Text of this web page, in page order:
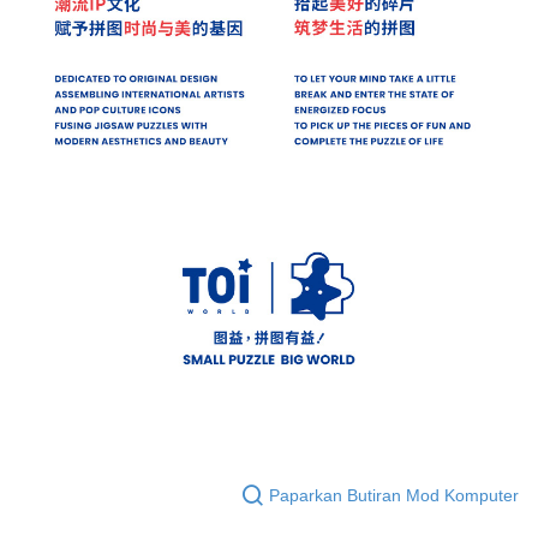
Paparkan Butiran Mod Komputer